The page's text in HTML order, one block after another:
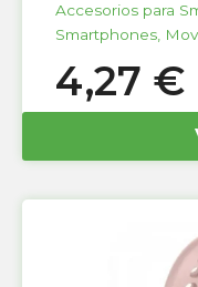
Accesorios para
Smartphones,
4,27 €